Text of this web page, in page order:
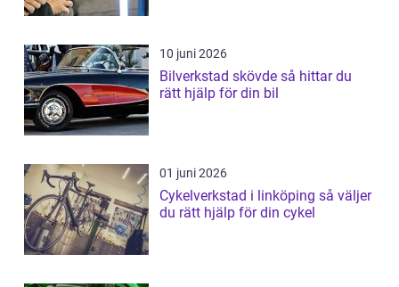
10 juni 2026
Bilverkstad skövde så hittar du
rätt hjälp för din bil
01 juni 2026
Cykelverkstad i linköping så väljer
du rätt hjälp för din cykel